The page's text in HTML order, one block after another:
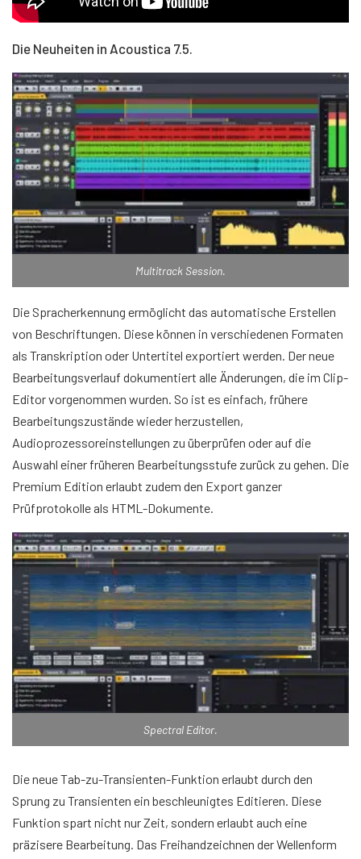
Die Neuheiten in Acoustica 7.5.
Multitrack Session.
Die Spracherkennung ermöglicht das automatische Erstellen
von Beschriftungen. Diese können in verschiedenen Formaten
als Transkription oder Untertitel exportiert werden. Der neue
Bearbeitungsverlauf dokumentiert alle Änderungen, die im Clip-
Editor vorgenommen wurden. So ist es einfach, frühere
Bearbeitungszustände wieder herzustellen,
Audioprozessoreinstellungen zu überprüfen oder auf die
Auswahl einer früheren Bearbeitungsstufe zurück zu gehen. Die
Premium Edition erlaubt zudem den Export ganzer
Prüfprotokolle als HTML-Dokumente.
Spectral Editor.
Die neue Tab-zu-Transienten-Funktion erlaubt durch den
Sprung zu Transienten ein beschleunigtes Editieren. Diese
Funktion spart nicht nur Zeit, sondern erlaubt auch eine
präzisere Bearbeitung. Das Freihandzeichnen der Wellenform